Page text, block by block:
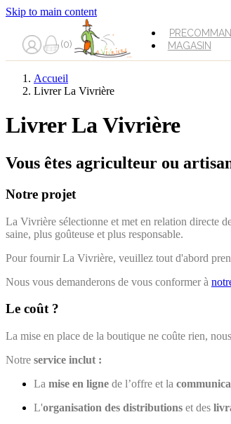
Skip to main content
MAGASIN
0
Accueil
Livrer La Vivrière
Livrer La Vivrière
Vous êtes agriculteur ou
Notre projet
La Vivrière sélectionne et met en relation directe
saine, plus goûteuse et plus responsable.
Pour fournir La Vivrière, veuillez tout d'abord
Nous vous demanderons de vous conformer à
Le coût ?
La mise en place de la boutique ne coûte rien,
Notre service inclut :
La mise en ligne de l’offre et la
L'organisation des distributions et des